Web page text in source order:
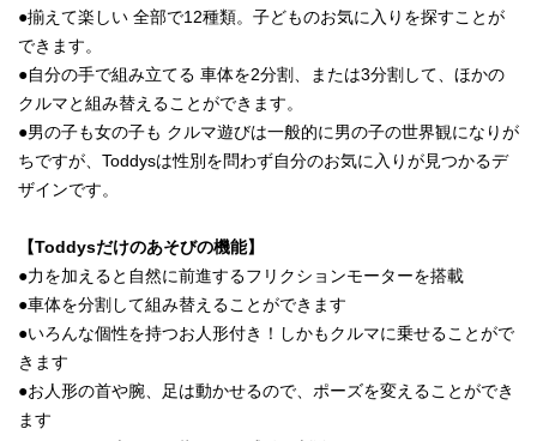
●揃えて楽しい 全部で12種類。子どものお気に入りを探すことが
できます。
●自分の手で組み立てる 車体を2分割、または3分割して、ほかの
クルマと組み替えることができます。
●男の子も女の子も クルマ遊びは一般的に男の子の世界観になりが
ちですが、Toddysは性別を問わず自分のお気に入りが見つかるデ
ザインです。
【Toddysだけのあそびの機能】
●力を加えると自然に前進するフリクションモーターを搭載
●車体を分割して組み替えることができます
●いろんな個性を持つお人形付き！しかもクルマに乗せることがで
きます
●お人形の首や腕、足は動かせるので、ポーズを変えることができ
ます